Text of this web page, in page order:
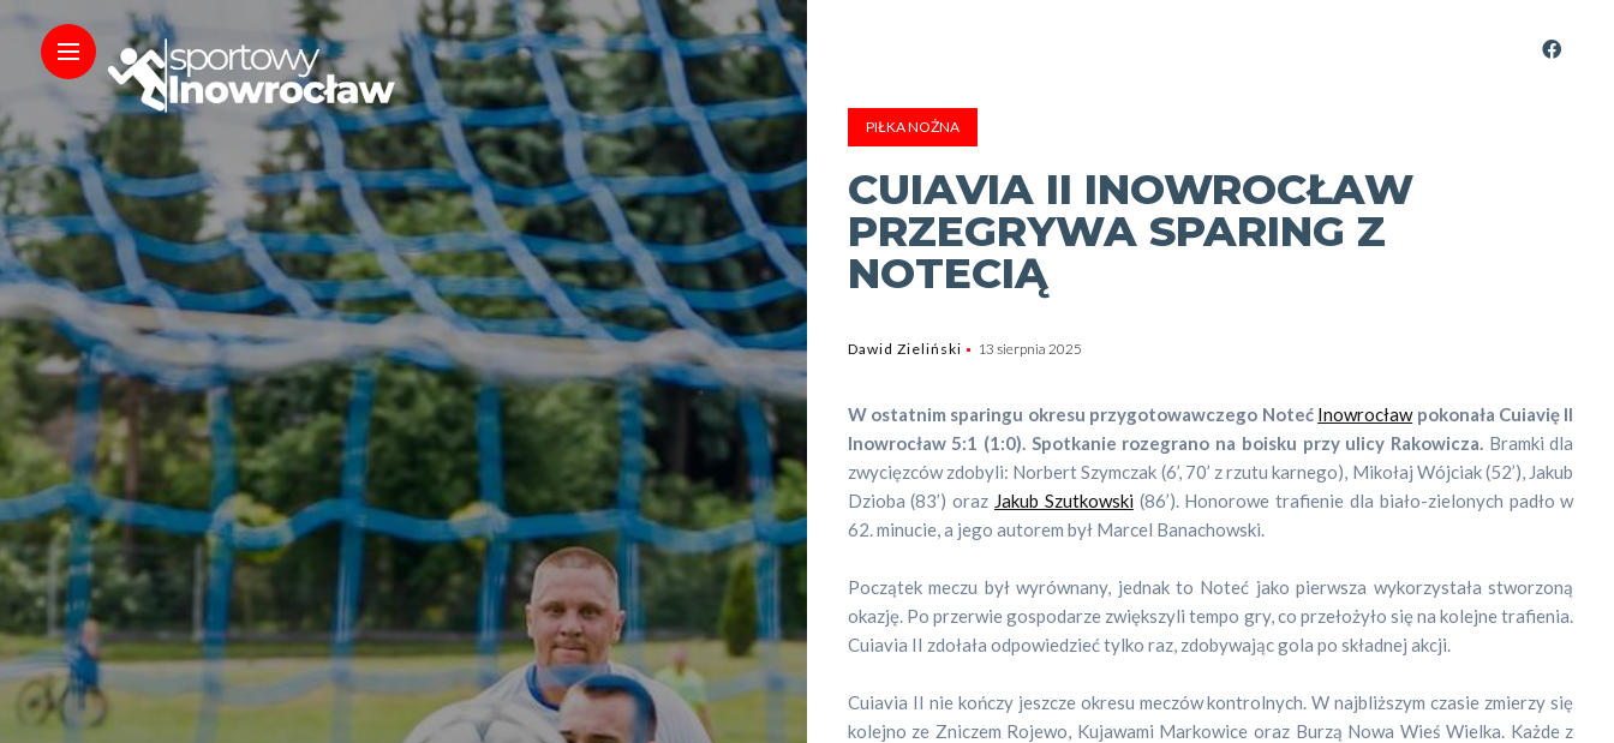
PIŁKA NOŻNA
CUIAVIA II INOWROCŁAW
PRZEGRYWA SPARING Z
NOTECIĄ
Dawid Zieliński 13 sierpnia 2025
W ostatnim sparingu okresu przygotowawczego Noteć Inowrocławpokonała Cuiavię II
Inowrocław 5:1 (1:0). Spotkanie rozegrano na boisku przy ulicy Rakowicza. Bramki dla
zwycięzców zdobyli: Norbert Szymczak (6’, 70’ z rzutu karnego), Mikołaj Wójciak (52’), Jakub
Dzioba (83’) oraz Jakub Szutkowski (86’). Honorowe trafienie dla biało-zielonych padło w
62. minucie, a jego autorem był Marcel Banachowski.
Początek meczu był wyrównany, jednak to Noteć jako pierwsza wykorzystała stworzoną
okazję. Po przerwie gospodarze zwiększyli tempo gry, co przełożyło się na kolejne trafienia.
Cuiavia II zdołała odpowiedzieć tylko raz, zdobywając gola po składnej akcji.
Cuiavia II nie kończy jeszcze okresu meczów kontrolnych. W najbliższym czasie zmierzy się
kolejno ze Zniczem Rojewo, Kujawami Markowice oraz Burzą Nowa Wieś Wielka. Każde z